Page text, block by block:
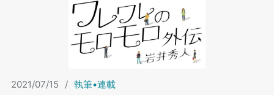
2021/07/15 / 執筆•連載